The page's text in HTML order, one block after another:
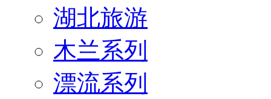
湖北旅游
木兰系列
漂流系列